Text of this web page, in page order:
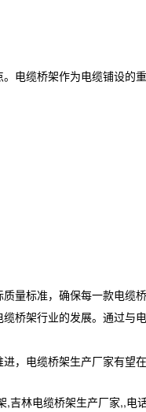
电缆桥架作为电缆铺设的
量标准，确保每一款电缆
桥架行业的发展。通过与
，电缆桥架生产厂家有望
,吉林电缆桥架生产厂家,,电